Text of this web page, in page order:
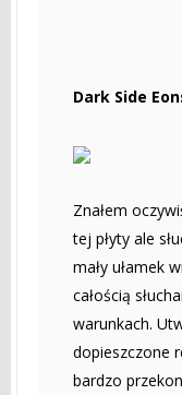
Dark Side
Znałem
tej płyty ale
mały ułamek
całością
warunkach.
dopieszczone
bardzo